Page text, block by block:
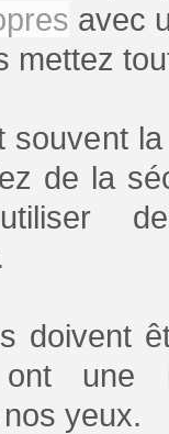
avec
mettez
souvent
de la
doivent
ont
yeux.